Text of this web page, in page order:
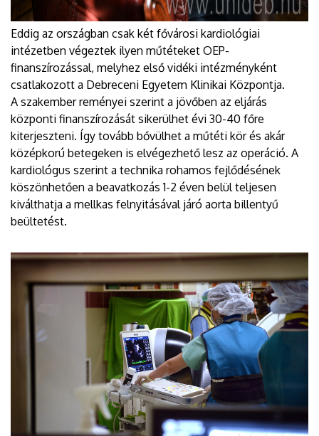
Eddig az országban csak két fővárosi kardiológiai
intézetben végeztek ilyen műtéteket OEP-
finanszírozással, melyhez első vidéki intézményként
csatlakozott a Debreceni Egyetem Klinikai Központja.
A szakember reményei szerint a jövőben az eljárás
központi finanszírozását sikerülhet évi 30-40 főre
kiterjeszteni. Így tovább bővülhet a műtéti kör és akár
középkorú betegeken is elvégezhető lesz az operáció. A
kardiológus szerint a technika rohamos fejlődésének
köszönhetően a beavatkozás 1-2 éven belül teljesen
kiválthatja a mellkas felnyitásával járó aorta billentyű
beültetést.